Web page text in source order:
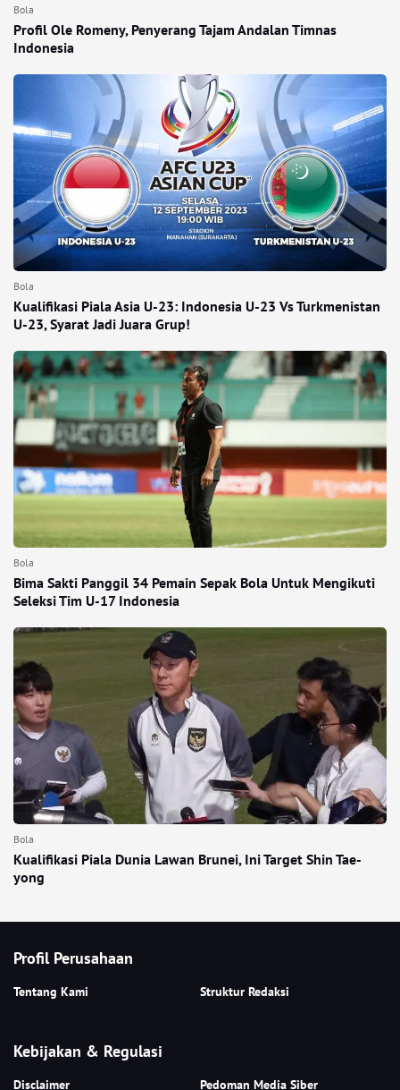
Bola
Profil Ole Romeny, Penyerang Tajam Andalan Timnas
Indonesia
Bola
Kualifikasi Piala Asia U-23: Indonesia U-23 Vs Turkmenistan
U-23, Syarat Jadi Juara Grup!
Bola
Bima Sakti Panggil 34 Pemain Sepak Bola Untuk Mengikuti
Seleksi Tim U-17 Indonesia
Bola
Kualifikasi Piala Dunia Lawan Brunei, Ini Target Shin Tae-
yong
Profil Perusahaan
Tentang Kami Struktur Redaksi
Kebijakan & Regulasi
Disclaimer Pedoman Media Siber